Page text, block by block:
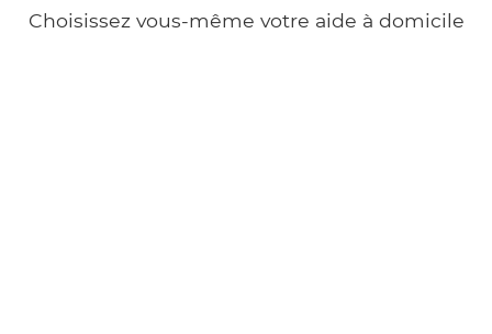
Choisissez vous-même votre aide à domicile